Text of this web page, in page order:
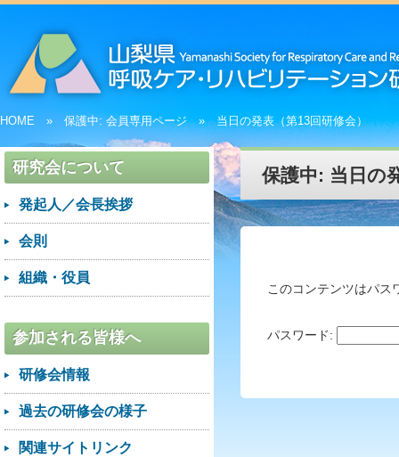
HOME 保護中: 会員専用ページ 当日の発表（第13回研修会）
研究会について
発起人／会長挨拶
会則
組織・役員
参加される皆様へ
研修会情報
過去の研修会の様子
関連サイトリンク
保護中: 当日の
このコンテンツはパス
パスワード: